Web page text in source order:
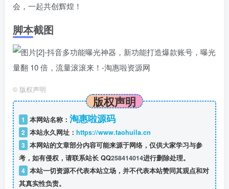
会，一起共创辉煌！
脚本截图
© 版权声明
版权声明
1 本网站名称： 淘惠啦源码
2 本站永久网址： https://www.taohuila.cn
3 本网站的文章部分内容可能来源于网络，仅供大家学习与参
考，如有侵权，请联系站长 QQ258414014进行删除处理。
4 本站一切资源不代表本站立场，并不代表本站赞同其观点和对
其真实性负责。